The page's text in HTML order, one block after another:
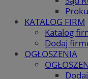
KATALOG FIRM
Katalog
Dodaj
OGŁOSZENIA